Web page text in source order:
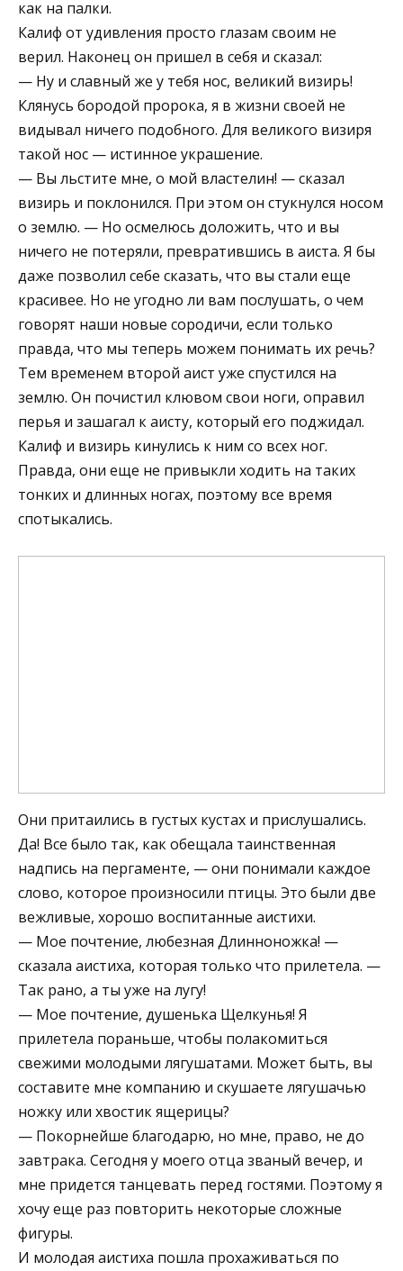
как на палки.
Калиф от удивления просто глазам своим не
верил. Наконец он пришел в себя и сказал:
— Ну и славный же у тебя нос, великий визирь!
Клянусь бородой пророка, я в жизни своей не
видывал ничего подобного. Для великого визиря
такой нос — истинное украшение.
— Вы льстите мне, о мой властелин! — сказал
визирь и поклонился. При этом он стукнулся носом
о землю. — Но осмелюсь доложить, что и вы
ничего не потеряли, превратившись в аиста. Я бы
даже позволил себе сказать, что вы стали еще
красивее. Но не угодно ли вам послушать, о чем
говорят наши новые сородичи, если только
правда, что мы теперь можем понимать их речь?
Тем временем второй аист уже спустился на
землю. Он почистил клювом свои ноги, оправил
перья и зашагал к аисту, который его поджидал.
Калиф и визирь кинулись к ним со всех ног.
Правда, они еще не привыкли ходить на таких
тонких и длинных ногах, поэтому все время
спотыкались.
Они притаились в густых кустах и прислушались.
Да! Все было так, как обещала таинственная
надпись на пергаменте, — они понимали каждое
слово, которое произносили птицы. Это были две
вежливые, хорошо воспитанные аистихи.
— Мое почтение, любезная Длинноножка! —
сказала аистиха, которая только что прилетела. —
Так рано, а ты уже на лугу!
— Мое почтение, душенька Щелкунья! Я
прилетела пораньше, чтобы полакомиться
свежими молодыми лягушатами. Может быть, вы
составите мне компанию и скушаете лягушачью
ножку или хвостик ящерицы?
— Покорнейше благодарю, но мне, право, не до
завтрака. Сегодня у моего отца званый вечер, и
мне придется танцевать перед гостями. Поэтому я
хочу еще раз повторить некоторые сложные
фигуры.
И молодая аистиха пошла прохаживаться по